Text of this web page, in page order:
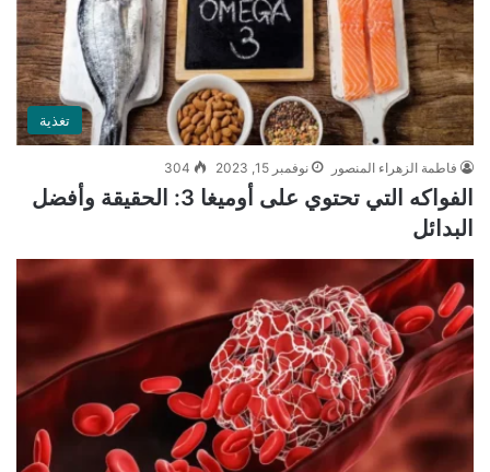
تغذية
فاطمة الزهراء المنصور نوفمبر 15, 2023 304
الفواكه التي تحتوي على أوميغا 3: الحقيقة وأفضل
البدائل